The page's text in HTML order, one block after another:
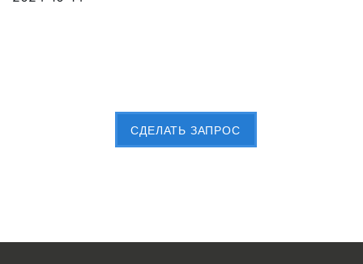
CДЕЛАТЬ ЗАПРОС